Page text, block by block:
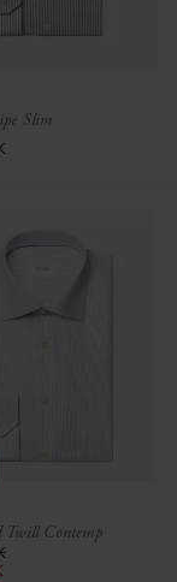
Slim
Twill Contemp